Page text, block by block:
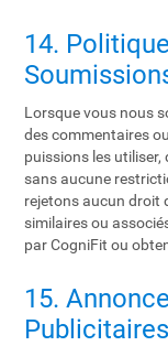
14.
Lorsque vous nous
des commentaires
puissions les
sans aucune
rejetons aucun droit
similaires ou
par CogniFit ou
15.
Publicitaires